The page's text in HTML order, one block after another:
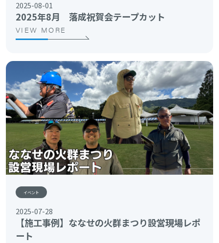
2025-08-01
2025年8月 落成祝賀会テープカット
VIEW MORE
イベント
2025-07-28
【施工事例】ななせの火群まつり設営現場レポ
ート